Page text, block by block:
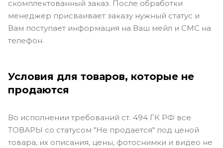
скомплектованный заказ. После обработки
менеджер присваивает заказу нужный статус и
Вам поступает информация на Ваш мейл и СМС на
телефон.
Условия для товаров, которые не
продаются
Во исполнении требований ст. 494 ГК РФ все
ТОВАРЫ со статусом "Не продается" под ценой
товара, их описания, цены, фотоснимки и видео не